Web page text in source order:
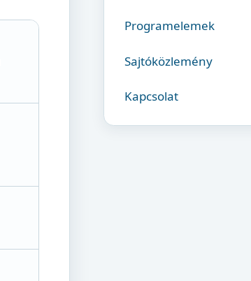
Programelemek
Sajtóközlemény
Kapcsolat